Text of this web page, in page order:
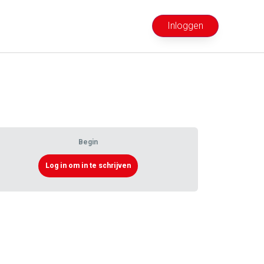
Inloggen
Begin
Log in om in te schrijven